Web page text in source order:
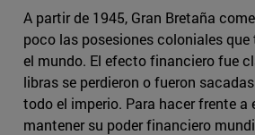
A partir de 1945, Gran Bretaña
poco las posesiones coloniales
el mundo. El efecto financiero fue
libras se perdieron o fueron
todo el imperio. Para hacer frente a
mantener su poder financiero